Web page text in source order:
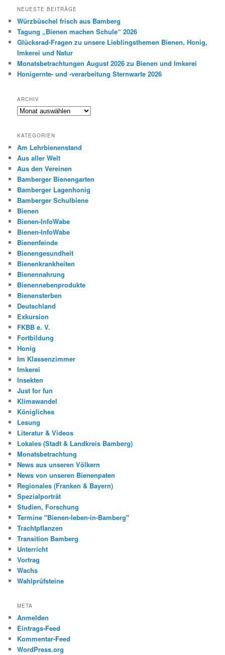
h
n
NEUESTE BEITRÄGE
Würzbüschel frisch aus Bamberg
Tagung „Bienen machen Schule“ 2026
Glücksrad-Fragen zu unsere Lieblingsthemen Bienen, Honig,
Imkerei und Natur
Monatsbetrachtungen August 2026 zu Bienen und Imkerei
Honigernte- und -verarbeitung Sternwarte 2026
ARCHIV
Archiv
KATEGORIEN
Am Lehrbienenstand
Aus aller Welt
Aus den Vereinen
Bamberger Bienengarten
Bamberger Lagenhonig
Bamberger Schulbiene
Bienen
Bienen-InfoWabe
Bienen-InfoWabe
Bienenfeinde
Bienengesundheit
Bienenkrankheiten
Bienennahrung
Bienennebenprodukte
Bienensterben
Deutschland
Exkursion
FKBB e. V.
Fortbildung
Honig
Im Klassenzimmer
Imkerei
Insekten
Just for fun
Klimawandel
Königliches
Lesung
Literatur & Videos
Lokales (Stadt & Landkreis Bamberg)
Monatsbetrachtung
News aus unseren Völkern
News von unseren Bienenpaten
Regionales (Franken & Bayern)
Spezialporträt
Studien, Forschung
Termine "Bienen-leben-in-Bamberg"
Trachtpflanzen
Transition Bamberg
Unterricht
Vortrag
Wachs
Wahlprüfsteine
META
Anmelden
Eintrags-Feed
Kommentar-Feed
WordPress.org